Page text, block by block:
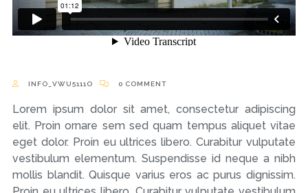
INFO_VWU5111O 0 COMMENT
Lorem ipsum dolor sit amet, consectetur adipiscing
elit. Proin ornare sem sed quam tempus aliquet vitae
eget dolor. Proin eu ultrices libero. Curabitur vulputate
vestibulum elementum. Suspendisse id neque a nibh
mollis blandit. Quisque varius eros ac purus dignissim.